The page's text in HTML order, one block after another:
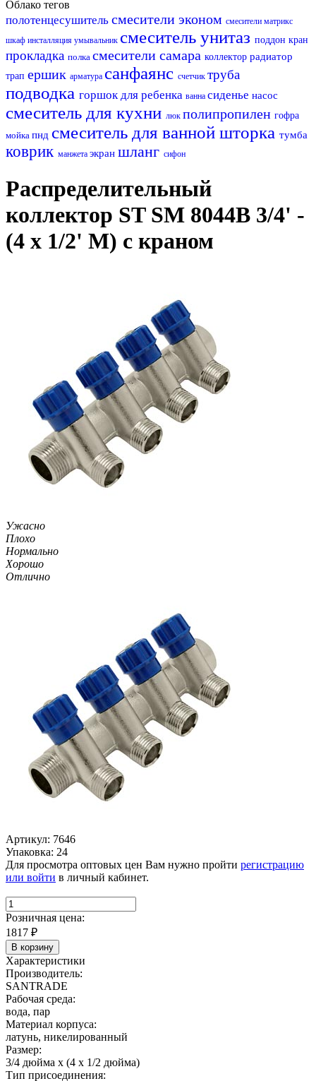
Облако тегов
полотенцесушитель смесители эконом смесители матрикс
шкаф инсталляция умывальник смеситель унитаз поддон кран
прокладка полка смесители самара коллектор радиатор
трап ершик арматура санфаянс счетчик труба
подводка горшок для ребенка ванна сиденье насос
смеситель для кухни люк полипропилен гофра
мойка пнд смеситель для ванной шторка тумба
коврик манжета экран шланг сифон
Распределительный
коллектор ST SM 8044B 3/4' -
(4 x 1/2' M) с краном
Ужасно
Плохо
Нормально
Хорошо
Отлично
Артикул: 7646
Упаковка: 24
Для просмотра оптовых цен Вам нужно пройти регистрацию
или войти в личный кабинет.
Розничная цена:
1817 ₽
В корзину
Характеристики
Производитель:
SANTRADE
Рабочая среда:
вода, пар
Материал корпуса:
латунь, никелированный
Размер:
3/4 дюйма х (4 х 1/2 дюйма)
Тип присоединения: